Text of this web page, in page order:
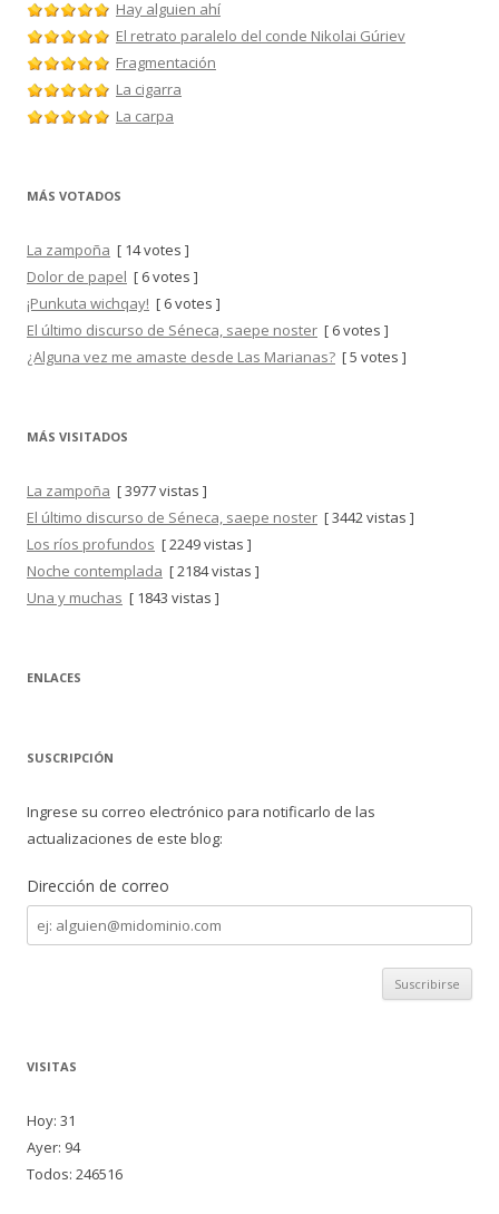
Hay alguien ahí
El retrato paralelo del conde Nikolai Gúriev
Fragmentación
La cigarra
La carpa
MÁS VOTADOS
La zampoña [ 14 votes ]
Dolor de papel [ 6 votes ]
¡Punkuta wichqay! [ 6 votes ]
El último discurso de Séneca, saepe noster [ 6 votes ]
¿Alguna vez me amaste desde Las Marianas? [ 5 votes ]
MÁS VISITADOS
La zampoña [ 3977 vistas ]
El último discurso de Séneca, saepe noster [ 3442 vistas ]
Los ríos profundos [ 2249 vistas ]
Noche contemplada [ 2184 vistas ]
Una y muchas [ 1843 vistas ]
ENLACES
SUSCRIPCIÓN
Ingrese su correo electrónico para notificarlo de las
actualizaciones de este blog:
Dirección de correo
Dirección
de
correo
VISITAS
Hoy: 31
Ayer: 94
Todos: 246516